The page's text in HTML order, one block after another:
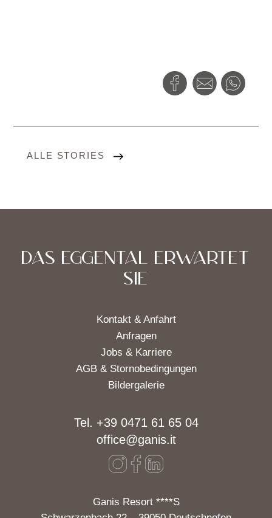
ALLE STORIES
DAS EGGENTAL ERWARTET
SIE
Kontakt & Anfahrt
Anfragen
Jobs & Karriere
AGB & Stornobedingungen
Bildergalerie
Tel. +39 0471 61 65 04
office@ganis.it
Ganis Resort ****S